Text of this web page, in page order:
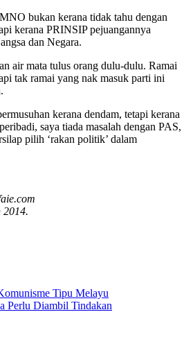
bukan kerana tidak tahu dengan
kerana PRINSIP pejuangannya
dan Negara.
air mata tulus orang dulu-dulu. Ramai
tak ramai yang nak masuk parti ini
kerana dendam, tetapi kerana
saya tiada masalah dengan PAS,
pilih ‘rakan politik’ dalam
2014.
Tipu Melayu
Perlu Diambil Tindakan